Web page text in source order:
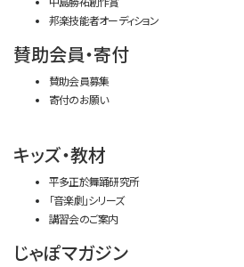
邦楽技能者オーディション
賛助会員・寄付
賛助会員募集
寄付のお願い
キッズ・教材
平多正於舞踊研究所
「音楽劇」シリーズ
講習会のご案内
じゃぽマガジン